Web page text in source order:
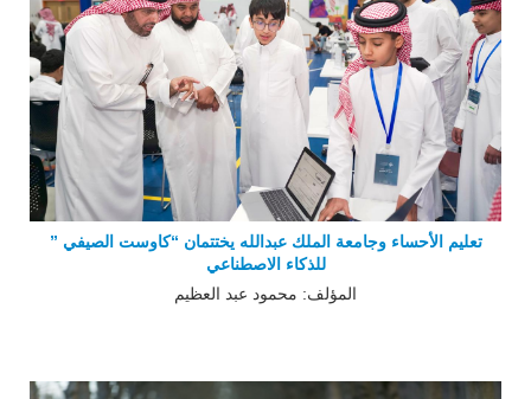
تعليم الأحساء وجامعة الملك عبدالله يختتمان “كاوست الصيفي ”
للذكاء الاصطناعي
المؤلف: محمود عبد العظيم